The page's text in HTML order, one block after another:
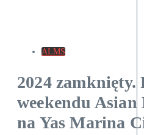
ALMS
2024 zamknięty.
weekendu Asian
na Yas Marina